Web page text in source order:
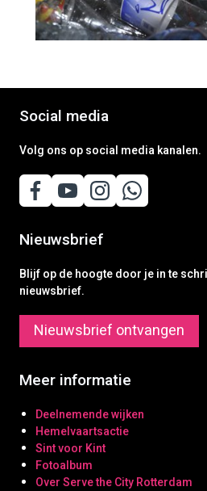
Social media
Volg ons op social media kanalen.
Nieuwsbrief
Blijf op de hoogte door je in te
nieuwsbrief.
Nieuwsbrief ontvangen
Meer informatie
Deelnemende wijken
Hemelvaartsactie
Sint voor Kint
Fotoalbum
Over Serve the City Rotterdam